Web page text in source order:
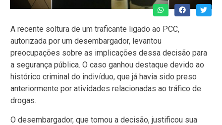
A recente soltura de um traficante ligado ao PCC,
autorizada por um desembargador, levantou
preocupações sobre as implicações dessa decisão para
a segurança pública. O caso ganhou destaque devido ao
histórico criminal do indivíduo, que já havia sido preso
anteriormente por atividades relacionadas ao tráfico de
drogas.
O desembargador, que tomou a decisão, justificou sua